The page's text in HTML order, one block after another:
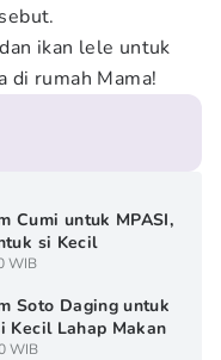
ikan lele untuk
di rumah Mama!
Cumi untuk MPASI,
si Kecil
WIB
Soto Daging untuk
Kecil Lahap Makan
WIB